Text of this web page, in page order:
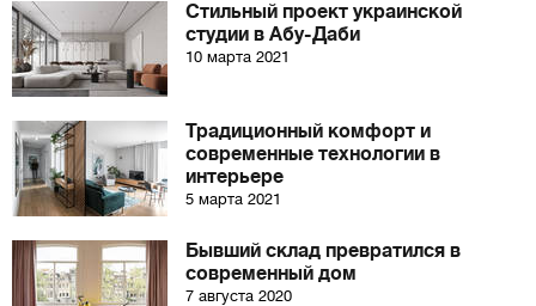
Стильный проект украинской
студии в Абу-Даби
10 марта 2021
Традиционный комфорт и
современные технологии в
интерьере
5 марта 2021
Бывший склад превратился в
современный дом
7 августа 2020